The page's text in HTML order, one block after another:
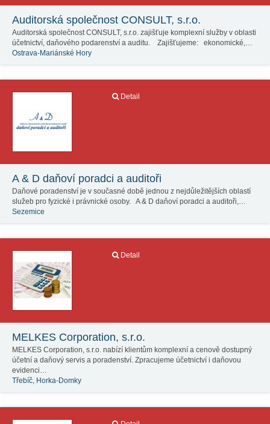
Auditorská společnost CONSULT, s.r.o.
Auditorská společnost CONSULT, s.r.o. zajišťuje komplexní služby v oblasti
účetnictví, daňového podarenství a auditu. Zajišťujeme: ekonomické,…
Ostrava-Mariánské Hory
Detail
A & D daňoví poradci a auditoři
Daňové poradenství je v současné době jednou z nejdůležitějších oblastí
služeb pro fyzické i právnické osoby. A & D daňoví poradci a auditoři,…
Sezemice
Detail
MELKES Corporation, s.r.o.
MELKES Corporation, s.r.o. nabízí klientům komplexní a cenově dostupný
účetní a daňový servis a poradenství. Zpracujeme účetnictví i daňovou
evidenci…
Třebíč, Horka-Domky